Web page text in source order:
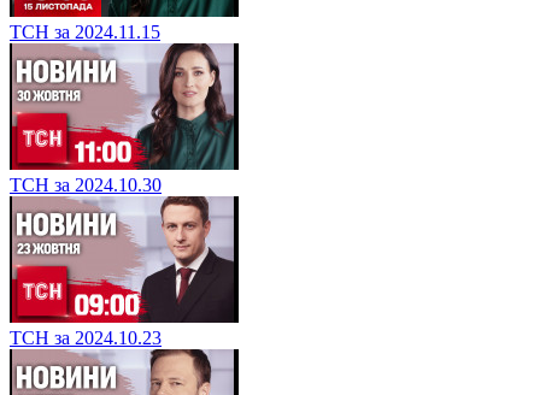
ТСН за 2024.11.15
ТСН за 2024.10.30
ТСН за 2024.10.23